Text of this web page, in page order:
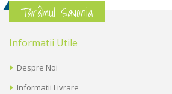
Tărâmul Savonia
Informatii Utile
Despre Noi
Informatii Livrare